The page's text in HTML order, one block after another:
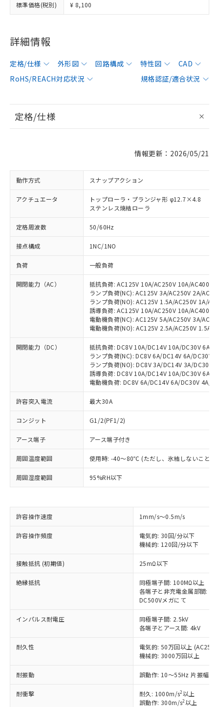
標準価格(税別) ¥ 8,100
詳細情報
定格/仕様 外形図 回路構成 特性図
CAD
RoHS/REACH対応状況
規格認証/適合状況
定格/仕様
情報更新：2026/05/21
動作方式 スナップアクション
アクチュエータ
トップローラ・プランジャ形 φ12.7×4.8
ステンレス焼結ローラ
定格周波数 50/60Hz
接点構成 1NC/1NO
負荷 一般負荷
開閉能力（AC）
抵抗負荷: AC125V 10A/AC250V 10A/AC400V
ランプ負荷(NC): AC125V 3A/AC250V 2A/
ランプ負荷(NO): AC125V 1.5A/AC250V 1A/
誘導負荷: AC125V 10A/AC250V 10A/AC400V
電動機負荷(NC): AC125V 5A/AC250V 3A/
電動機負荷(NO): AC125V 2.5A/AC250V 1.5A/
開閉能力（DC）
抵抗負荷: DC8V 10A/DC14V 10A/DC30V 6A/
ランプ負荷(NC): DC8V 6A/DC14V 6A/DC30V
ランプ負荷(NO): DC8V 3A/DC14V 3A/DC30V
誘導負荷: DC8V 10A/DC14V 10A/DC30V 6A/
電動機負荷: DC8V 6A/DC14V 6A/DC30V 4A/
許容突入電流 最大30A
コンジット G1/2(PF1/2)
アース端子 アース端子付き
周囲温度範囲 使用時: -40～80℃ (ただし、氷結しないこと）
周囲湿度範囲 95%RH以下
許容操作速度 1mm/s～0.5m/s
許容操作頻度
電気的: 30回/分以下
機械的: 120回/分以下
接触抵抗 (初期値) 25mΩ以下
絶縁抵抗
同極端子間: 100MΩ以上
各端子と非充電金属部間:
DC500Vメガにて
インパルス耐電圧
同極端子間: 2.5kV
各端子とアース間: 4kV
耐久性
電気的: 50万回以上
機械的: 3000万回以上
耐振動 誤動作: 10～55Hz 片振幅
耐衝撃 耐久: 1000m/s2以上
誤動作: 300m/s2以上
ご利用条件
以下の条件をお読みいただき、同意のうえ
ご利用ください。
本サービスは、当社制御機器事業取扱
商品の当社在庫状況および標準価格
(税抜)を提供させていただくもので
当社制御機器事業取扱商品の中には、
本サービスの対象外となる商品もある
※1 対応状況
対応済み：EU RoHS指令（10物質）の
非含有に対応した製品が提供可能な商品で
す。
対応予定：EU RoHS指令（10物質）の非含
有に対応した製品に切り替える予定のある
対応予定なし：EU RoHS指令（10物質）の
非含有に非対応の商品で、対応品を出す予
定はありません。
調査・確認中：EU RoHS指令（10物質）の
非含有の対応状況を調査中または確認中の
非該当品：ライセンス料など無形物で、有
害物質有無と関係のない商品です。
仕入先様の事情により、非含有部品として
いたものが、含有品と判明した場合などや
「○」：最大均質材料含有率が中国RoHSの
基準値以下であることを示します。
「×」：最大均質材料含有率が中国RoHSの
基準値を超えていることを示します。
「－」：未確認です。当社販売部門へお問
当社は、これら貴社製品のうち、外国